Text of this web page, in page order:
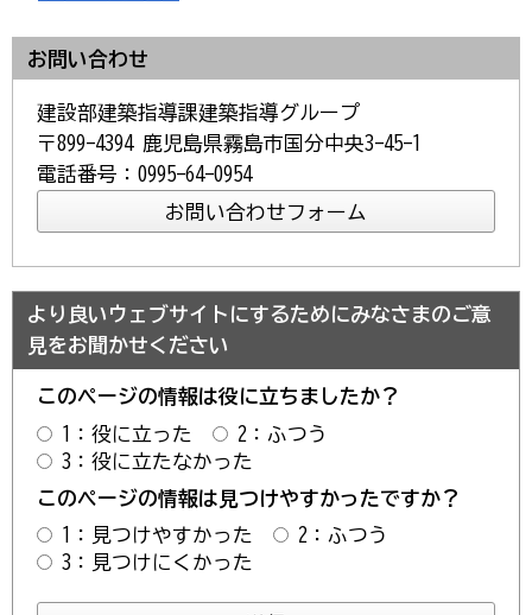
お問い合わせ
建設部建築指導課建築指導グループ
〒899-4394 鹿児島県霧島市国分中央3-45-1
電話番号：0995-64-0954
より良いウェブサイトにするためにみなさまのご意
見をお聞かせください
このページの情報は役に立ちましたか？
1：役に立った
2：ふつう
3：役に立たなかった
このページの情報は見つけやすかったですか？
1：見つけやすかった
2：ふつう
3：見つけにくかった